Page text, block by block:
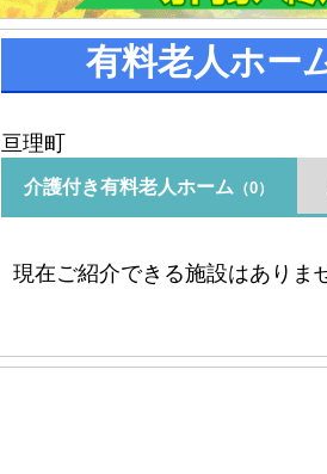
有料老人ホー
亘理町
介護付き有料老人ホーム （0）
現在ご紹介できる施設はありま